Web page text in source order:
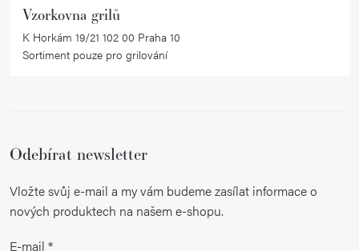
Vzorkovna grilů
K Horkám 19/21 102 00 Praha 10
Sortiment pouze pro grilování
Odebírat newsletter
Vložte svůj e-mail a my vám budeme zasílat informace o
nových produktech na našem e-shopu.
E-mail